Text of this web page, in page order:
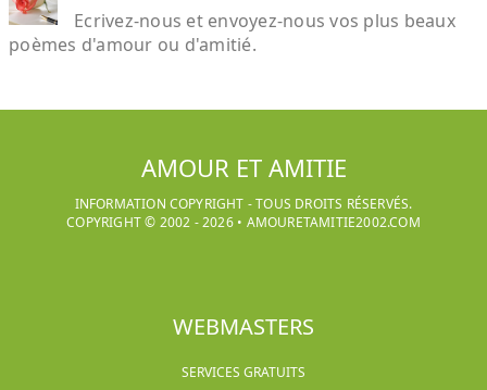
Ecrivez-nous et envoyez-nous vos plus beaux
poèmes d'amour ou d'amitié.
AMOUR ET AMITIE
INFORMATION COPYRIGHT - TOUS DROITS RÉSERVÉS.
COPYRIGHT © 2002 -2026• AMOURETAMITIE2002.COM
WEBMASTERS
SERVICES GRATUITS